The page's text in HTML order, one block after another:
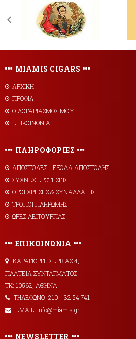
MIAMIS CIGARS
ΑΡΧΙΚΗ
ΠΡΟΦΙΛ
Ο ΛΟΓΑΡΙΑΣΜΟΣ ΜΟΥ
ΕΠΙΚΟΙΝΩΝΙΑ
ΠΛΗΡΟΦΟΡΙΕΣ
AΠΟΣΤΟΛΕΣ - ΕΞΟΔΑ ΑΠΟΣΤΟΛΗΣ
ΣΥΧΝΕΣ ΕΡΩΤΗΣΕΙΣ
ΟΡΟΙ ΧΡΗΣΗΣ & ΣΥΝΑΛΛΑΓΗΣ
ΤΡΟΠΟΙ ΠΛΗΡΩΜΗΣ
ΩΡΕΣ ΛΕΙΤΟΥΡΓΙΑΣ
ΕΠΙΚΟΙΝΩΝΙΑ
ΚΑΡΑΓΙΩΡΓΗ ΣΕΡΒΙΑΣ 4,
ΠΛΑΤΕΙΑ ΣΥΝΤΑΓΜΑΤΟΣ
ΤΚ: 10562, ΑΘΗΝΑ
ΤΗΛΕΦΩΝΟ: 210 - 32 54 741
EMAIL: info@miamis.gr
NEWSLETTER